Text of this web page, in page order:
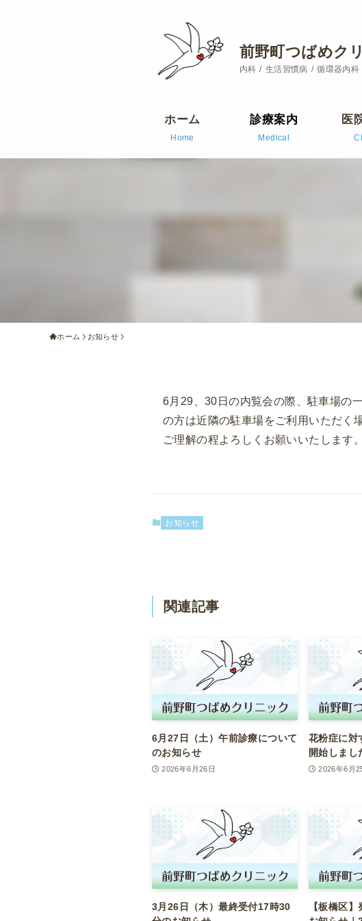
前野町つばめク
内科 生活習慣病 循環器内科
ホーム
Home
診療案内
Medical
医
ホーム お知らせ
6月29、30日の内覧会の際、駐車場の
の方は近隣の駐車場をご利用いただく
ご理解の程よろしくお願いいたします。
お知らせ
関連記事
6月27日（土）午前診療について
のお知らせ
2026年6月26日
花粉症に対
開始しまし
2026年6月
3月26日（木）最終受付17時30
【板橋区